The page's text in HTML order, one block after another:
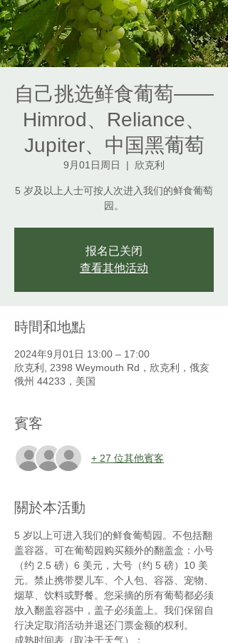
自己挑选鲜食葡萄——
Himrod、Reliance、
Jupiter、中国黑葡萄
9月01日周日
  |
欣克利
5 岁及以上人士可按人次进入我们的鲜食葡萄
报名已关闭
查看其他活动
時間和地點
2024年9月01日 13:00 – 17:00
欣克利, 2398 Weymouth Rd，欣克利，俄亥
俄州 44233，美国
賓客
+ 27 位其他賓客
關於本活動
5 岁以上可进入我们的鲜食葡萄园。不包括翻
盖容器。可在葡萄园购买额外的翻盖盒：小号
（约 2.5 磅）6 美元，大号（约 5 磅）10 美
元。禁止携带婴儿车、个人包、容器、宠物、
烟草、饮料或野餐。您采摘的所有葡萄都必须
放入翻盖容器中，盖子必须盖上。我们保留自
行决定取消活动并退还门票金额的权利。
成熟时间表（取决于天气）：